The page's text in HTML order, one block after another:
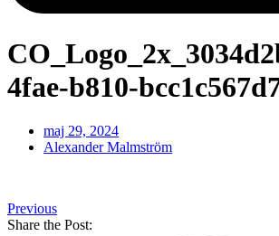
4fae-b810-
maj 29, 2024
Alexander Malmström
Previous
Share the Post: